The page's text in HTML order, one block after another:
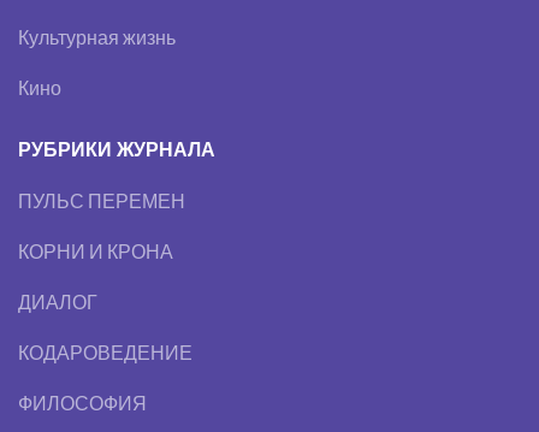
Культурная жизнь
Кино
РУБРИКИ ЖУРНАЛА
ПУЛЬС ПЕРЕМЕН
КОРНИ И КРОНА
ДИАЛОГ
КОДАРОВЕДЕНИЕ
ФИЛОСОФИЯ